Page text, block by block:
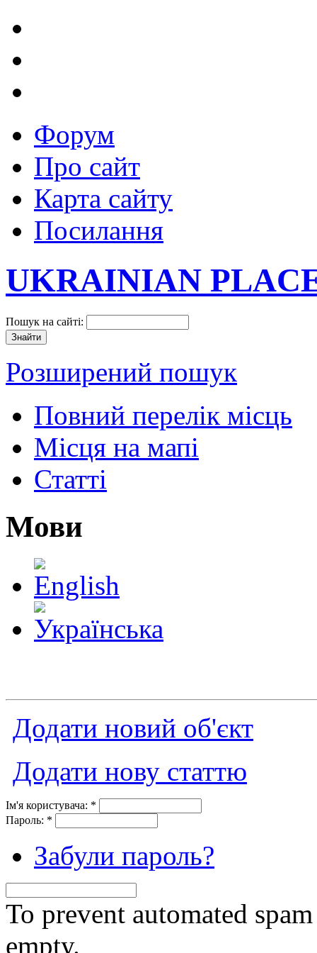
Форум
Про сайт
Карта сайту
Посилання
UKRAINIAN
Пошук на сайті:
Розширений пошук
Повний перелік місць
Місця на мапі
Статті
Мови
Додати новий об'єкт
Додати нову статтю
Ім'я користувача: *
Пароль: *
Забули пароль?
To prevent automated
empty.